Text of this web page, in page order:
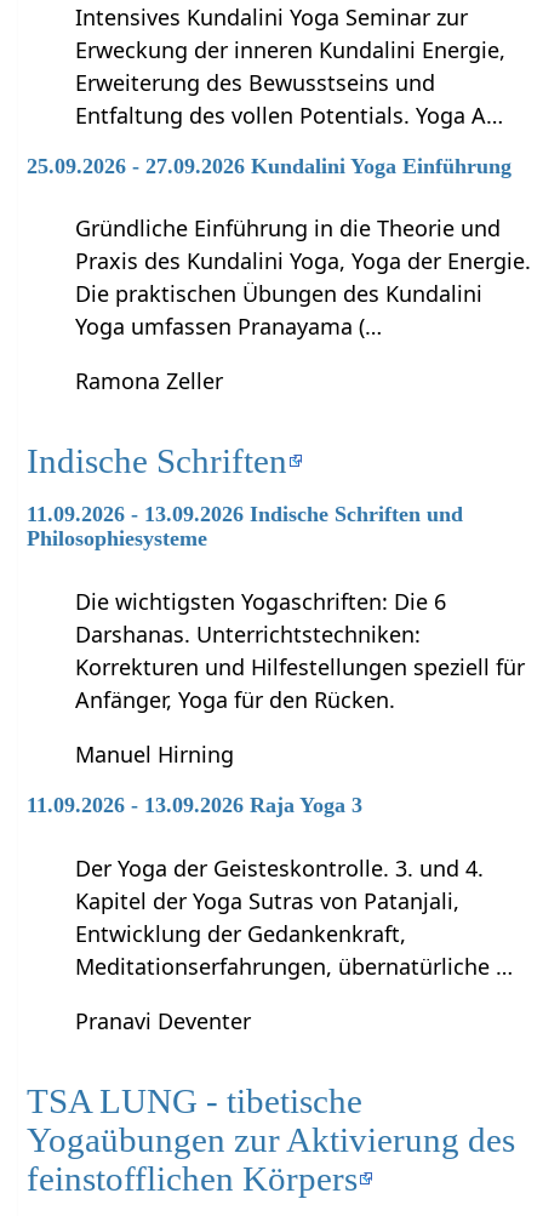
Intensives Kundalini Yoga Seminar zur
Erweckung der inneren Kundalini Energie,
Erweiterung des Bewusstseins und
Entfaltung des vollen Potentials. Yoga A…
25.09.2026 - 27.09.2026 Kundalini Yoga Einführung
Gründliche Einführung in die Theorie und
Praxis des Kundalini Yoga, Yoga der Energie.
Die praktischen Übungen des Kundalini
Yoga umfassen Pranayama (…
Ramona Zeller
Indische Schriften
11.09.2026 - 13.09.2026 Indische Schriften und
Philosophiesysteme
Die wichtigsten Yogaschriften: Die 6
Darshanas. Unterrichtstechniken:
Korrekturen und Hilfestellungen speziell für
Anfänger, Yoga für den Rücken.
Manuel Hirning
11.09.2026 - 13.09.2026 Raja Yoga 3
Der Yoga der Geisteskontrolle. 3. und 4.
Kapitel der Yoga Sutras von Patanjali,
Entwicklung der Gedankenkraft,
Meditationserfahrungen, übernatürliche …
Pranavi Deventer
TSA LUNG - tibetische
Yogaübungen zur Aktivierung des
feinstofflichen Körpers